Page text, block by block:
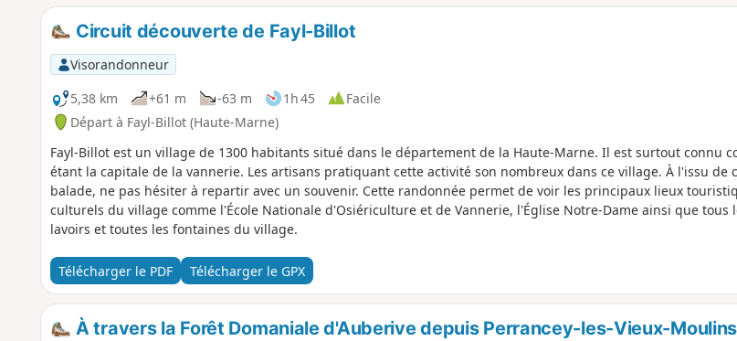
Circuit découverte de Fayl-Billot
Visorandonneur
5,38 km
+61 m -63 m 1h 45
Facile
Départ à Fayl-Billot (Haute-Marne)
Fayl-Billot est un village de 1300 habitants situé dans le département de la Haute-Marne. Il est surtout connu
étant la capitale de la vannerie. Les artisans pratiquant cette activité son nombreux dans ce village. À l'issu de
balade, ne pas hésiter à repartir avec un souvenir. Cette randonnée permet de voir les principaux lieux
culturels du village comme l'École Nationale d'Osiériculture et de Vannerie, l'Église Notre-Dame ainsi que tous
lavoirs et toutes les fontaines du village.
Télécharger le PDF Télécharger le GPX
À travers la Forêt Domaniale d'Auberive depuis Perrancey-les-Vieux-Moulins